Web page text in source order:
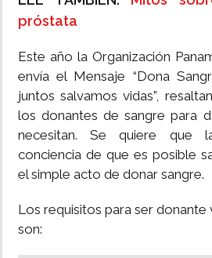
próstata
Este año la Organización
envía el Mensaje “Dona
juntos salvamos vidas”,
los donantes de sangre para
necesitan. Se quiere que
conciencia de que es posible
el simple acto de donar sangre.
Los requisitos para ser donante
son: